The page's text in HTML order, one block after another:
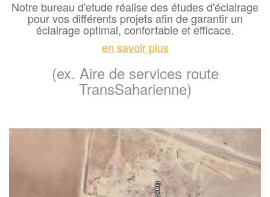
Notre bureau d'etude réalise des études d'éclairage
pour vos différents projets afin de garantir un
éclairage optimal, confortable et efficace.
en savoir plus
(ex. Aire de services route
TransSaharienne)